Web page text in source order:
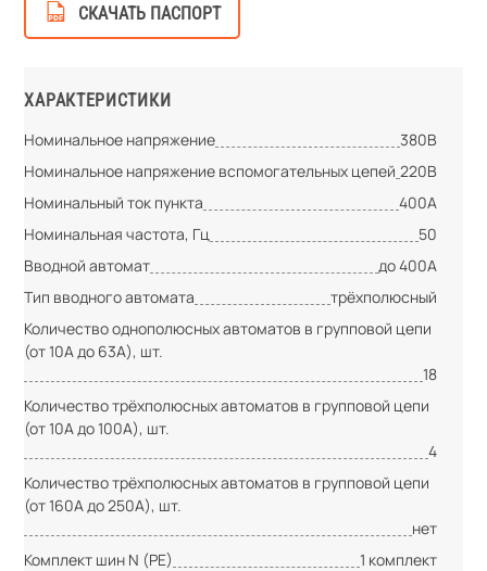
СКАЧАТЬ ПАСПОРТ
ХАРАКТЕРИСТИКИ
Номинальное напряжение
380В
Номинальное напряжение вспомогательных цепей 220В
Номинальный ток пункта
400А
Номинальная частота, Гц
50
Вводной автомат
до 400А
Тип вводного автомата
трёхполюсный
Количество однополюсных автоматов в групповой цепи
(от 10А до 63А), шт.
18
Количество трёхполюсных автоматов в групповой цепи
(от 10А до 100А), шт.
4
Количество трёхполюсных автоматов в групповой цепи
(от 160А до 250А), шт.
нет
Комплект шин N (PE)
1 комплект